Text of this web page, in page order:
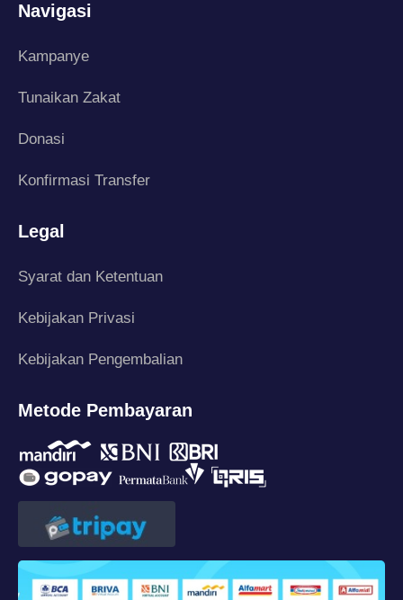
Navigasi
Kampanye
Tunaikan Zakat
Donasi
Konfirmasi Transfer
Legal
Syarat dan Ketentuan
Kebijakan Privasi
Kebijakan Pengembalian
Metode Pembayaran